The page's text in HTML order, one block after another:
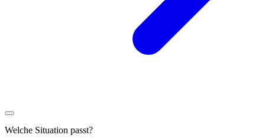
Welche Situation passt?